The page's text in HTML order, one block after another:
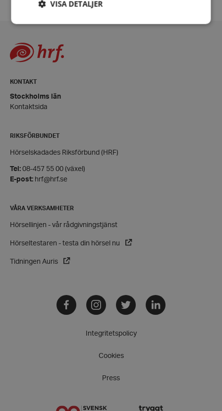
KONTAKT
Stockholms län
Kontaktsida
RIKSFÖRBUNDET
Hörselskadades Riksförbund (HRF)
Tel: 08-457 55 00 (växel)
E-post: hrf@hrf.se
VÅRA VERKSAMHETER
Hörsellinjen - vår rådgivningstjänst
Hörseltestaren - testa din hörsel nu
Tidningen Auris
Facebook InstagramTwitter LinkedIn
Integritetspolicy
Cookies
Press
VISA DETALJER
Strikt nödvändigt
och kontohantering. Webbplatsen kan inte
hrf-popup-closed-*